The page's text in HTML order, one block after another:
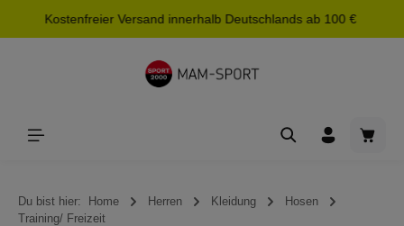
springen
Kostenfreier Versand innerhalb Deutschlands ab 100 €
Du bist hier: Home Herren Kleidung
Hosen
Training/ Freizeit